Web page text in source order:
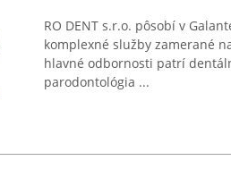
RO DENT s.r.o. pôsobí v
komplexné služby zamerané
hlavné odbornosti patrí
parodontológia ...